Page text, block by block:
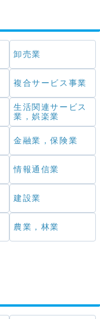
卸売業
複合サービス事業
生活関連サービス
業，娯楽業
金融業，保険業
情報通信業
建設業
農業，林業